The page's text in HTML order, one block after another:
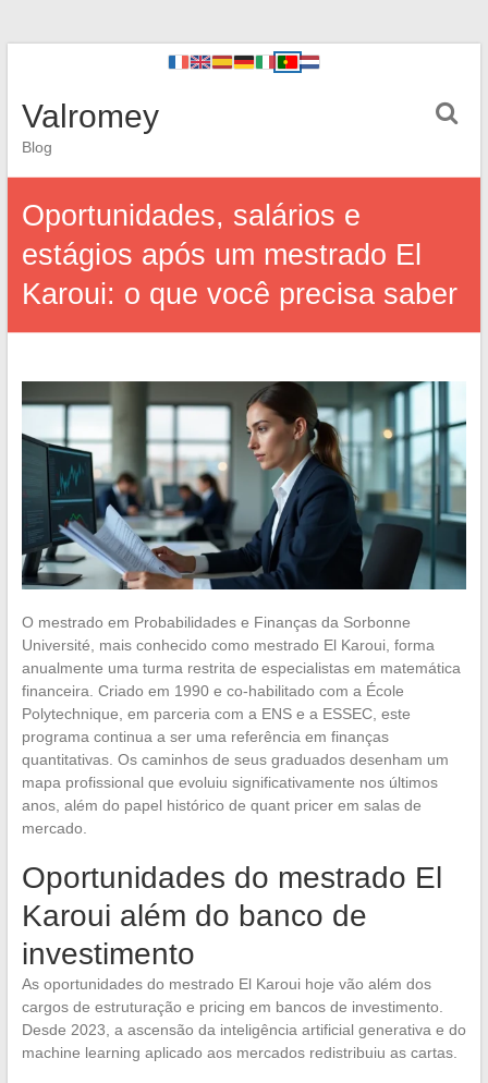
Valromey
Blog
Oportunidades, salários e
estágios após um mestrado El
Karoui: o que você precisa saber
O mestrado em Probabilidades e Finanças da Sorbonne
Université, mais conhecido como mestrado El Karoui, forma
anualmente uma turma restrita de especialistas em matemática
financeira. Criado em 1990 e co-habilitado com a École
Polytechnique, em parceria com a ENS e a ESSEC, este
programa continua a ser uma referência em finanças
quantitativas. Os caminhos de seus graduados desenham um
mapa profissional que evoluiu significativamente nos últimos
anos, além do papel histórico de quant pricer em salas de
mercado.
Oportunidades do mestrado El
Karoui além do banco de
investimento
As oportunidades do mestrado El Karoui hoje vão além dos
cargos de estruturação e pricing em bancos de investimento.
Desde 2023, a ascensão da inteligência artificial generativa e do
machine learning aplicado aos mercados redistribuiu as cartas.